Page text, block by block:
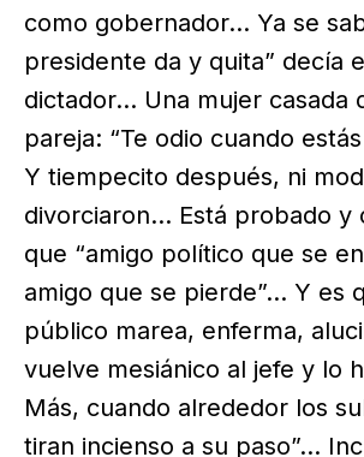
como gobernador… Ya se
presidente da y quita” decía
dictador… Una mujer casada
pareja: “Te odio cuando
Y tiempecito después, ni
divorciaron… Está probado y
que “amigo político que se
amigo que se pierde”… Y es
público marea, enferma,
vuelve mesiánico al jefe y lo
Más, cuando alrededor los
tiran incienso a su paso”…